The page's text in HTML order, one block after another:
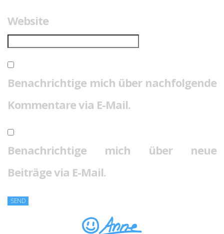
Website
Benachrichtige mich über nachfolgende
Kommentare via E-Mail.
Benachrichtige mich über neue
Beiträge via E-Mail.